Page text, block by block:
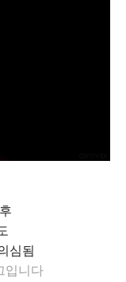
심됨
입니다